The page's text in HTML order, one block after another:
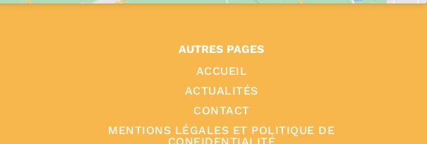
AUTRES PAGES
ACCUEIL
ACTUALITÉS
CONTACT
MENTIONS LÉGALES ET POLITIQUE DE
CONFIDENTIALITÉ